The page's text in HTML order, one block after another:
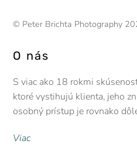
© Peter Brichta Photography
O nás
S viac ako 18 rokmi
ktoré vystihujú klienta, jeho
osobný prístup je rovnako
Viac